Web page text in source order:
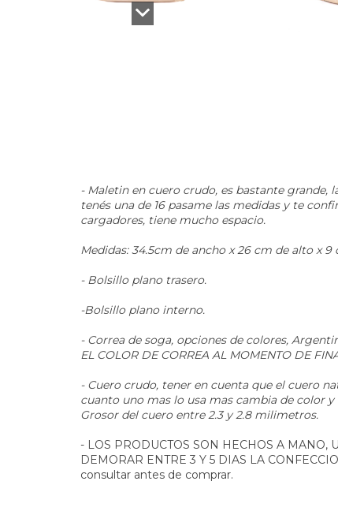
- Maletin en cuero crudo, es bastante grande,
tenés una de 16 pasame las medidas y te
cargadores, tiene mucho espacio.
Medidas: 34.5cm de ancho x 26 cm de alto x 9
- Bolsillo plano trasero.
-Bolsillo plano interno.
- Correa de soga, opciones de colores,
EL COLOR DE CORREA AL MOMENTO DE
- Cuero crudo, tener en cuenta que el cuero
cuanto uno mas lo usa mas cambia de color
Grosor del cuero entre 2.3 y 2.8 milimetros.
- LOS PRODUCTOS SON HECHOS A
DEMORAR ENTRE 3 Y 5 DIAS LA
consultar antes de comprar.